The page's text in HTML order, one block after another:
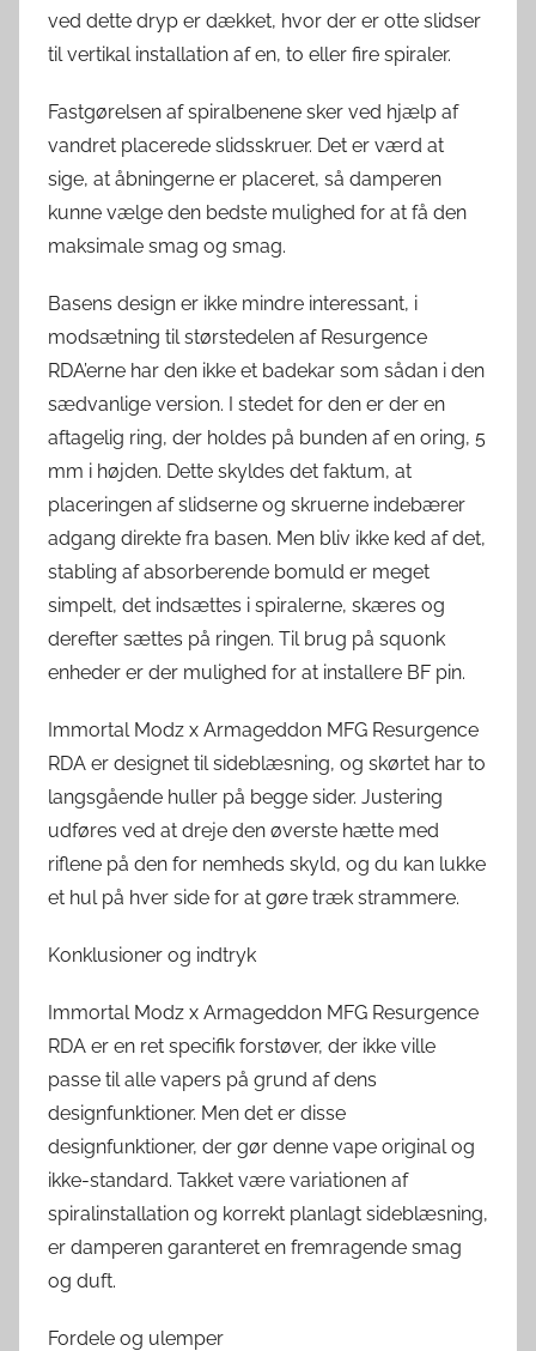
ved dette dryp er dækket, hvor der er otte slidser
til vertikal installation af en, to eller fire spiraler.
Fastgørelsen af ​​spiralbenene sker ved hjælp af
vandret placerede slidsskruer. Det er værd at
sige, at åbningerne er placeret, så damperen
kunne vælge den bedste mulighed for at få den
maksimale smag og smag.
Basens design er ikke mindre interessant, i
modsætning til størstedelen af ​​Resurgence
RDA’erne har den ikke et badekar som sådan i den
sædvanlige version. I stedet for den er der en
aftagelig ring, der holdes på bunden af ​​en oring, 5
mm i højden. Dette skyldes det faktum, at
placeringen af ​​slidserne og skruerne indebærer
adgang direkte fra basen. Men bliv ikke ked af det,
stabling af absorberende bomuld er meget
simpelt, det indsættes i spiralerne, skæres og
derefter sættes på ringen. Til brug på squonk
enheder er der mulighed for at installere BF pin.
Immortal Modz x Armageddon MFG Resurgence
RDA er designet til sideblæsning, og skørtet har to
langsgående huller på begge sider. Justering
udføres ved at dreje den øverste hætte med
riflene på den for nemheds skyld, og du kan lukke
et hul på hver side for at gøre træk strammere.
Konklusioner og indtryk
Immortal Modz x Armageddon MFG Resurgence
RDA er en ret specifik forstøver, der ikke ville
passe til alle vapers på grund af dens
designfunktioner. Men det er disse
designfunktioner, der gør denne vape original og
ikke-standard. Takket være variationen af ​​
spiralinstallation og korrekt planlagt sideblæsning,
er damperen garanteret en fremragende smag
og duft.
Fordele og ulemper